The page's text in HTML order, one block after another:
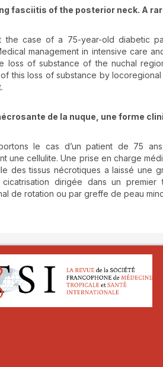
fasciitis of the posterior neck. A
the case of a 75-year-old diabetic
management in intensive care
loss of substance of the nuchal
this loss of substance by
de la nuque, une forme
le cas d’un patient de 75
une cellulite. Une prise en charge
des tissus nécrotiques a laissé une
dirigée dans un
de rotation ou par greffe de peau